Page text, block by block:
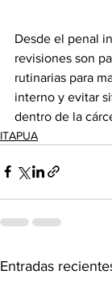
Desde el penal
revisiones son
rutinarias para
interno y evitar
dentro de la
ITAPUA
Entradas